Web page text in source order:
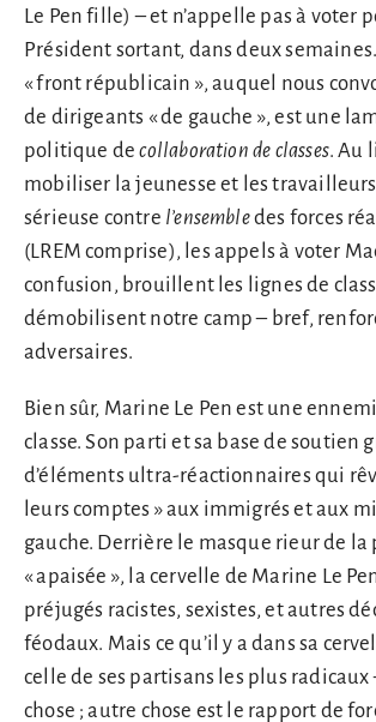
Le Pen fille) – et n’appelle pas à voter
Président sortant, dans deux
« front républicain », auquel nous
de dirigeants « de gauche », est une
politique decollaboration de classes. Au
mobiliser la jeunesse et les
sérieuse contre l’ensembledes forces
(LREM comprise), les appels à voter
confusion, brouillent les lignes de
démobilisent notre camp – bref,
adversaires.
Bien sûr, Marine Le Pen est une
classe. Son parti et sa base de soutien
d’éléments ultra-réactionnaires qui
leurs comptes » aux immigrés et aux
gauche. Derrière le masque rieur de
« apaisée », la cervelle de Marine Le
préjugés racistes, sexistes, et autres
féodaux. Mais ce qu’il y a dans sa
celle de ses partisans les plus radicaux
chose ; autre chose est le rapport de